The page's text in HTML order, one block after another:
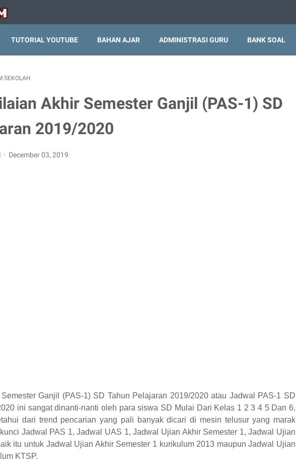
TUTORIAL YOUTUBE BAHAN AJAR ADMINISTRASI GURU BANK SOAL
SEKOLAH
Akhir Semester Ganjil (PAS-1) SD
2019/2020
December 03, 2019
Ganjil (PAS-1) SD Tahun Pelajaran 2019/2020 atau Jadwal PAS-1 SD
ini sangat dinanti-nanti oleh para siswa SD Mulai Dari Kelas 1 2 3 4 5 Dan 6.
dari trend pencarian yang pali banyak dicari di mesin telusur yang marak
Jadwal PAS 1, Jadwal UAS 1, Jadwal Ujian Akhir Semester 1, Jadwal Ujian
itu untuk Jadwal Ujian Akhir Semester 1 kurikulum 2013 maupun Jadwal Ujian
KTSP.